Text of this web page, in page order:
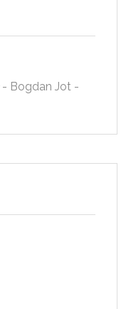
- Bogdan Jot -